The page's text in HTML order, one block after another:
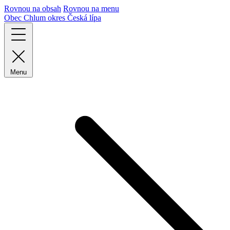
Rovnou na obsah Rovnou na menu
Obec Chlum okres Česká lípa
Menu